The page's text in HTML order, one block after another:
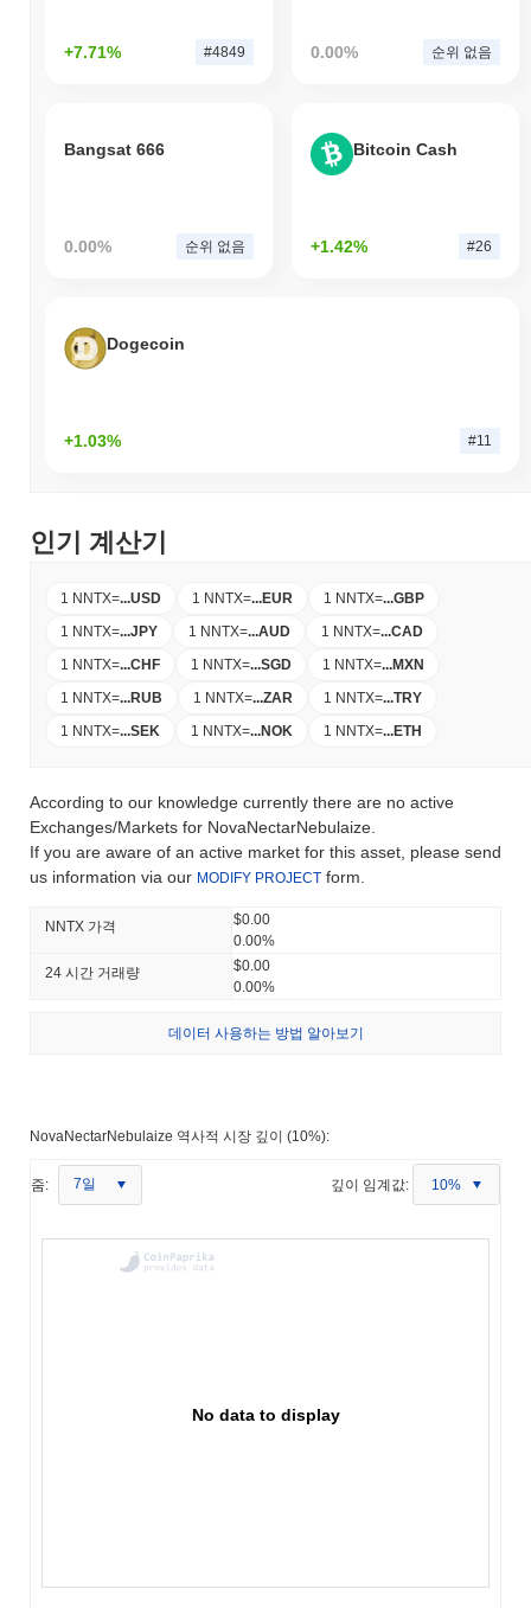
+7.71% #4849 0.00% 순위 없음
Bangsat 666
0.00% 순위 없음
Bitcoin Cash
+1.42% #26
Dogecoin
+1.03% #11
인기 계산기
1 NNTX=...USD 1 NNTX=...EUR 1 NNTX=...GBP
1 NNTX=...JPY 1 NNTX=...AUD 1 NNTX=...CAD
1 NNTX=...CHF 1 NNTX=...SGD 1 NNTX=...MXN
1 NNTX=...RUB 1 NNTX=...ZAR 1 NNTX=...TRY
1 NNTX=...SEK 1 NNTX=...NOK 1 NNTX=...ETH
According to our knowledge currently there are no active
Exchanges/Markets for NovaNectarNebulaize.
If you are aware of an active market for this asset, please send
us information via our MODIFY PROJECT form.
NNTX 가격
$0.00
0.00%
24 시간 거래량
$0.00
0.00%
데이터 사용하는 방법 알아보기
NovaNectarNebulaize 역사적 시장 깊이 (10%):
줌: 7일 깊이 임계값: 10%
No data to display